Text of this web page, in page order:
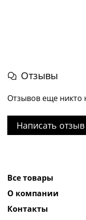
Отзывы
Отзывов еще никто
Написать отзыв
Все товары
О компании
Контакты